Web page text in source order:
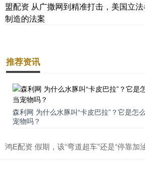
盟配资 从广撒网到精准打击，美国立
制造的法案
推荐资讯
森利网 为什么水豚叫“卡皮巴拉”？它是怎
宠物吗？
鸿E配资 假期，该“弯道超车”还是“停靠加